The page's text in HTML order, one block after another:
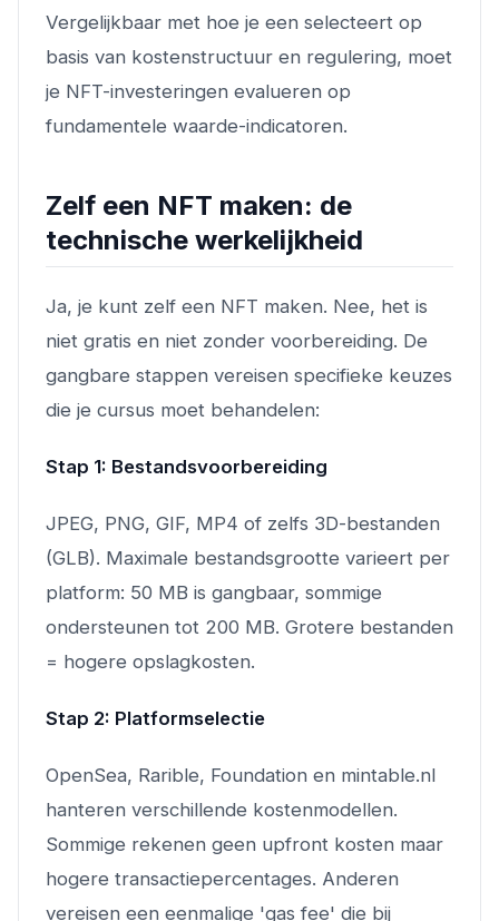
Vergelijkbaar met hoe je een selecteert op
basis van kostenstructuur en regulering, moet
je NFT-investeringen evalueren op
fundamentele waarde-indicatoren.
Zelf een NFT maken: de
technische werkelijkheid
Ja, je kunt zelf een NFT maken. Nee, het is
niet gratis en niet zonder voorbereiding. De
gangbare stappen vereisen specifieke keuzes
die je cursus moet behandelen:
Stap 1: Bestandsvoorbereiding
JPEG, PNG, GIF, MP4 of zelfs 3D-bestanden
(GLB). Maximale bestandsgrootte varieert per
platform: 50 MB is gangbaar, sommige
ondersteunen tot 200 MB. Grotere bestanden
= hogere opslagkosten.
Stap 2: Platformselectie
OpenSea, Rarible, Foundation en mintable.nl
hanteren verschillende kostenmodellen.
Sommige rekenen geen upfront kosten maar
hogere transactiepercentages. Anderen
vereisen een eenmalige 'gas fee' die bij